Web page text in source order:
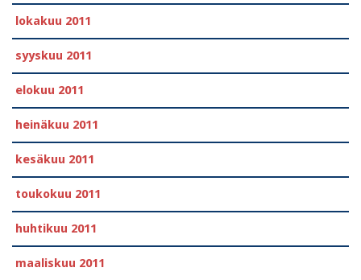
lokakuu 2011
syyskuu 2011
elokuu 2011
heinäkuu 2011
kesäkuu 2011
toukokuu 2011
huhtikuu 2011
maaliskuu 2011